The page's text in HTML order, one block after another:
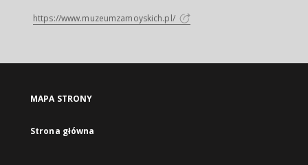
https://www.muzeumzamoyskich.pl/
MAPA STRONY
Strona główna